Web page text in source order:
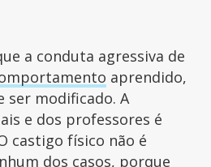
a conduta agressiva de
aprendido,
ser modificado. A
e dos professores é
castigo físico não é
dos casos, porque